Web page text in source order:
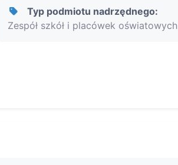
Typ podmiotu nadrzędnego:
Zespół szkół i placówek oświatowych